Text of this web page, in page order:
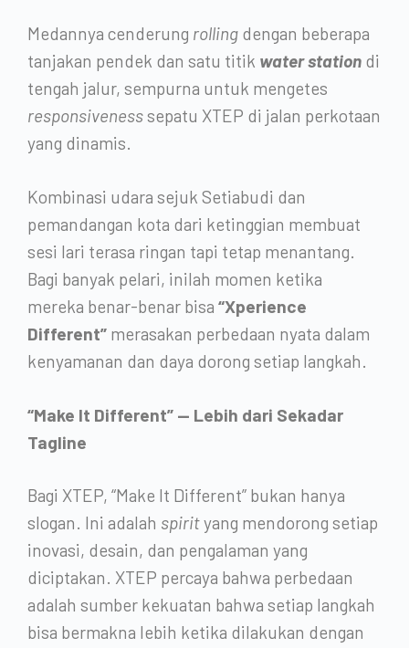
Medannya cenderung rolling dengan beberapa
tanjakan pendek dan satu titik water station di
tengah jalur, sempurna untuk mengetes
responsivenesssepatu XTEP di jalan perkotaan
yang dinamis.
Kombinasi udara sejuk Setiabudi dan
pemandangan kota dari ketinggian membuat
sesi lari terasa ringan tapi tetap menantang.
Bagi banyak pelari, inilah momen ketika
mereka benar-benar bisa “Xperience
Different” merasakan perbedaan nyata dalam
kenyamanan dan daya dorong setiap langkah.
“Make It Different” — Lebih dari Sekadar
Tagline
Bagi XTEP, “Make It Different” bukan hanya
slogan. Ini adalah spirityang mendorong setiap
inovasi, desain, dan pengalaman yang
diciptakan. XTEP percaya bahwa perbedaan
adalah sumber kekuatan bahwa setiap langkah
bisa bermakna lebih ketika dilakukan dengan